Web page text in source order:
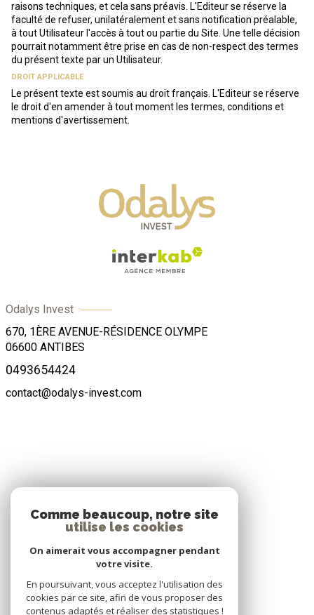
raisons techniques, et cela sans préavis. L'Editeur se réserve la
faculté de refuser, unilatéralement et sans notification préalable,
à tout Utilisateur l'accès à tout ou partie du Site. Une telle décision
pourrait notamment être prise en cas de non-respect des termes
du présent texte par un Utilisateur.
DROIT APPLICABLE
Le présent texte est soumis au droit français. L'Editeur se réserve
le droit d'en amender à tout moment les termes, conditions et
mentions d'avertissement.
Odalys Invest
670, 1ÈRE AVENUE-RÉSIDENCE OLYMPE
06600 ANTIBES
0493654424
contact@odalys-invest.com
Nous adhérons
Comme beaucoup, notre site
utilise les cookies
On aimerait vous accompagner pendant
votre visite.
En poursuivant, vous acceptez l'utilisation des
cookies par ce site, afin de vous proposer des
contenus adaptés et réaliser des statistiques !